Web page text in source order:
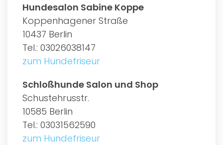
Hundesalon Sabine Koppe
Koppenhagener Straße
10437 Berlin
Tel.: 03026038147
zum Hundefriseur
Schloßhunde Salon und Shop
Schustehrusstr.
10585 Berlin
Tel.: 03031562590
zum Hundefriseur